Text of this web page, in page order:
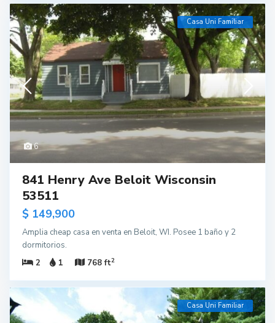
6
Casa Uni Familiar
841 Henry Ave Beloit Wisconsin
53511
$ 149,900
Amplia cheap casa en venta en Beloit, WI. Posee 1 baño y 2
dormitorios.
2
1 768 ft2
Casa Uni Familiar